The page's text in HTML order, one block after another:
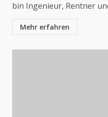
bin Ingenieur, Rentner
Mehr erfahren